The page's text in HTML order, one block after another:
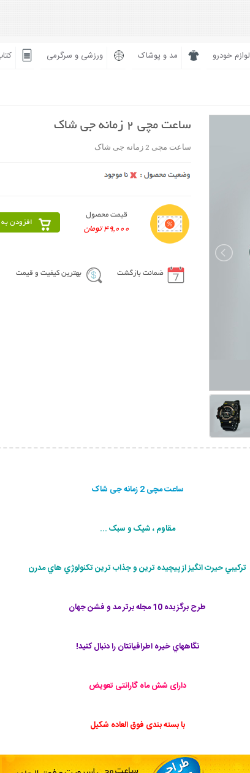
لوازم خودرو مد و پوشاک ورزشی و سرگرمی
ساعت مچی 2 زمانه جی شاک
ساعت مچی 2 زمانه جی شاک
قیمت محصول
49,000 تومان
افزودن
ضمانت بازگشت بهترین کیفیت و قیمت
ساعت مچی 2 زمانه جی شاک
مقاوم ، شیک و سبک ...
تركيبي حيرت انگيز از پيچيده ترين و جذاب ترين تكنولوژي هاي مدرن
طرح برگزيده 10 مجله برتر مد و فشن جهان
نگاههاي خيره اطرافيانتان را دنبال كنيد!
دارای شش ماه گارانتی تعویض
با بسته بندی فوق العاده شکیل